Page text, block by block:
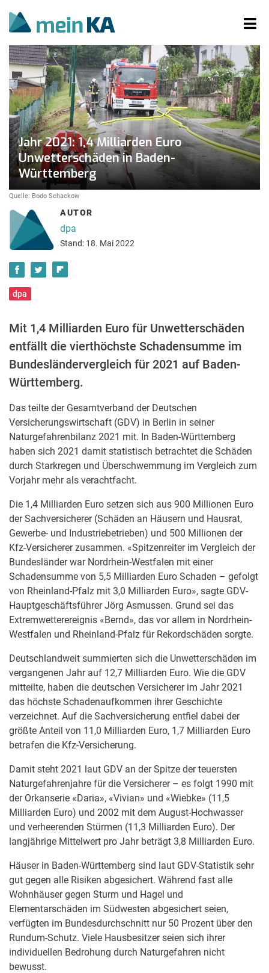
Jahr 2021: 1,4 Milliarden Euro
Unwetterschäden in Baden-
Württemberg
Quelle: Bodo Schackow
AUTOR
dpa
Stand: 18. Mai 2022
dpa
Mit 1,4 Milliarden Euro für Unwetterschäden
entfällt die vierthöchste Schadensumme im
Bundesländervergleich für 2021 auf Baden-
Württemberg.
Das teilte der Gesamtverband der Deutschen
Versicherungswirtschaft (GDV) in Berlin in seiner
Naturgefahrenbilanz 2021 mit. In Baden-Württemberg
haben sich 2021 damit statistisch betrachtet die Schäden
durch Starkregen und Überschwemmung im Vergleich zum
Vorjahr mehr als verachtfacht.
Die 1,4 Milliarden Euro setzen sich aus 900 Millionen Euro
der Sachversicherer (Schäden an Häusern und Hausrat,
Gewerbe- und Industriebetrieben) und 500 Millionen der
Kfz-Versicherer zusammen. «Spitzenreiter im Vergleich der
Bundesländer war Nordrhein-Westfalen mit einer
Schadensumme von 5,5 Milliarden Euro Schaden – gefolgt
von Rheinland-Pfalz mit 3,0 Milliarden Euro», sagte GDV-
Hauptgeschäftsführer Jörg Asmussen. Grund sei das
Extremwetterereignis «Bernd», das vor allem in Nordrhein-
Westfalen und Rheinland-Pfalz für Rekordschäden sorgte.
Deutschlandweit summierten sich die Unwetterschäden im
vergangenen Jahr auf 12,7 Milliarden Euro. Wie die GDV
mitteilte, haben die deutschen Versicherer im Jahr 2021
das höchste Schadenaufkommen ihrer Geschichte
verzeichnet. Auf die Sachversicherung entfiel dabei der
größte Anteil von 11,0 Milliarden Euro, 1,7 Milliarden Euro
betrafen die Kfz-Versicherung.
Damit steht 2021 laut GDV an der Spitze der teuersten
Naturgefahrenjahre für die Versicherer – es folgt 1990 mit
der Orkanserie «Daria», «Vivian» und «Wiebke» (11,5
Milliarden Euro) und 2002 mit dem August-Hochwasser
und verheerenden Stürmen (11,3 Milliarden Euro). Der
langjährige Mittelwert pro Jahr beträgt 3,8 Milliarden Euro.
Häuser in Baden-Württemberg sind laut GDV-Statistik sehr
gut gegen alle Risiken abgesichert. Während fast alle
Wohnhäuser gegen Sturm und Hagel und
Elementarschäden im Südwesten abgesichert seien,
verfügten im Bundesdurchschnitt nur 50 Prozent über den
Rundum-Schutz. Viele Hausbesitzer seien sich ihrer
individuellen Bedrohung durch Naturgefahren nicht
bewusst.